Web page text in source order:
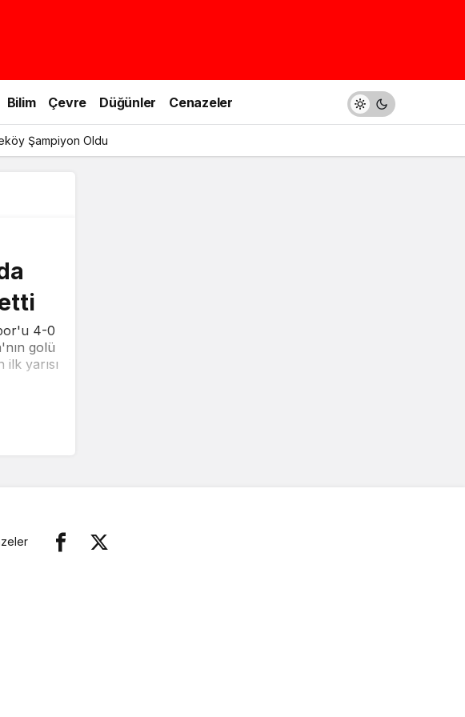
Bilim Çevre Düğünler Cenazeler
Şampiyon Oldu
4-0
golü
yarısı